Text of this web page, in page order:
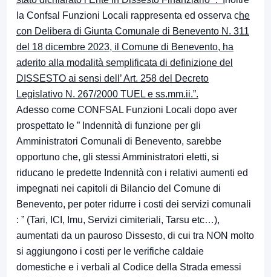
la Confsal Funzioni Locali rappresenta ed osserva che
con Delibera di Giunta Comunale di Benevento N. 311
del 18 dicembre 2023, il Comune di Benevento, ha
aderito alla modalità semplificata di definizione del
DISSESTO ai sensi dell’ Art. 258 del Decreto
Legislativo N. 267/2000 TUEL e ss.mm.ii.”.
Adesso come CONFSAL Funzioni Locali dopo aver
prospettato le ” Indennità di funzione per gli
Amministratori Comunali di Benevento, sarebbe
opportuno che, gli stessi Amministratori eletti, si
riducano le predette Indennità con i relativi aumenti ed
impegnati nei capitoli di Bilancio del Comune di
Benevento, per poter ridurre i costi dei servizi comunali
: ” (Tari, ICI, Imu, Servizi cimiteriali, Tarsu etc…),
aumentati da un pauroso Dissesto, di cui tra NON molto
si aggiungono i costi per le verifiche caldaie
domestiche e i verbali al Codice della Strada emessi